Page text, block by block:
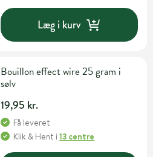
Læg i kurv
Bouillon effect wire 25 gram i
sølv
19,95 kr.
Få leveret
Klik & Hent i13 centre